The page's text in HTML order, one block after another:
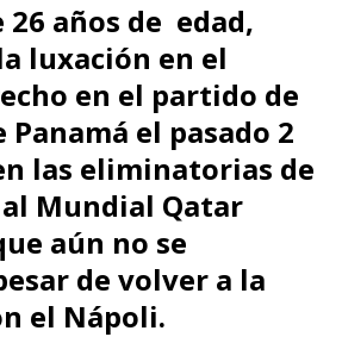
26 años de edad,
luxación en el
en el partido de
el pasado 2
las eliminatorias de
Mundial Qatar
aún no se
de volver a la
el Nápoli.